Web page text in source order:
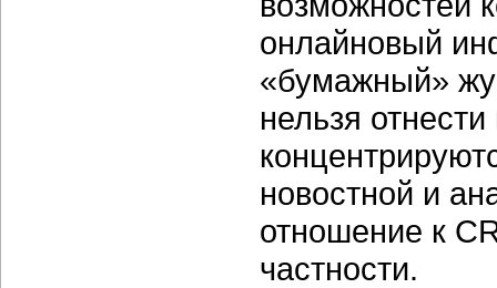
онлайновый
«бумажный»
нельзя
новостной и
отношение к
частности.